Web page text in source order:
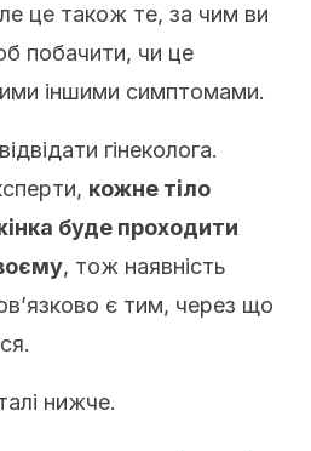
це також те, за чим ви
побачити, чи це
іншими симптомами.
гінеколога.
кожне тіло
буде проходити
, тож наявність
є тим, через що
нижче.